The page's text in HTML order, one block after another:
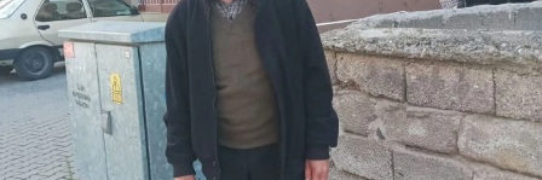
Eğitim
Kültür
3.Sayfa